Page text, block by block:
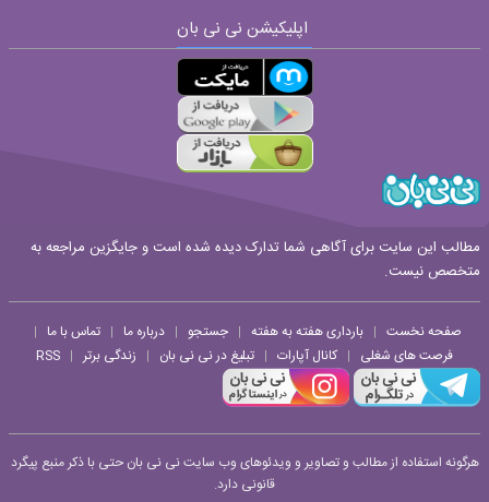
اپلیکیشن نی نی بان
مطالب این سایت برای آگاهی شما تدارک دیده شده است و جایگزین مراجعه به
متخصص نیست.
صفحه نخست | بارداری هفته به هفته | جستجو | درباره ما | تماس با ما |
فرصت های شغلی | کانال آپارات | تبلیغ در نی نی بان | زندگی برتر |
RSS
هرگونه استفاده از مطالب و تصاویر و ویدئوهای وب سایت نی نی بان حتی با ذکر منبع پیگرد
قانونی دارد.